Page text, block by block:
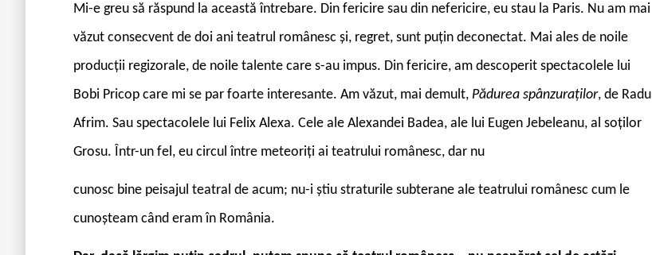
Mi-e greu să răspund la această întrebare. Din fericire sau din nefericire, eu stau la Paris. Nu am mai
văzut consecvent de doi ani teatrul românesc și, regret, sunt puțin deconectat. Mai ales de noile
producții regizorale, de noile talente care s-au impus. Din fericire, am descoperit spectacolele lui
Bobi Pricop care mi se par foarte interesante. Am văzut, mai demult, Pădurea spânzuraților, de Radu
Afrim. Sau spectacolele lui Felix Alexa. Cele ale Alexandei Badea, ale lui Eugen Jebeleanu, al soților
Grosu. Într-un fel, eu circul între meteoriți ai teatrului românesc, dar nu
cunosc bine peisajul teatral de acum; nu-i știu straturile subterane ale teatrului românesc cum le
cunoșteam când eram în România.